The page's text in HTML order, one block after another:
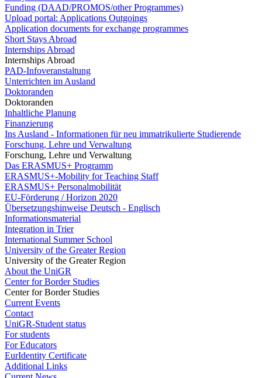
Funding (DAAD/PROMOS/other Programmes)
Upload portal: Applications Outgoings
Application documents for exchange programmes
Short Stays Abroad
Internships Abroad
Internships Abroad
PAD-Infoveranstaltung
Unterrichten im Ausland
Doktoranden
Doktoranden
Inhaltliche Planung
Finanzierung
Ins Ausland - Informationen für neu immatrikulierte Studierende
Forschung, Lehre und Verwaltung
Forschung, Lehre und Verwaltung
Das ERASMUS+ Programm
ERASMUS+-Mobility for Teaching Staff
ERASMUS+ Personalmobilität
EU-Förderung / Horizon 2020
Übersetzungshinweise Deutsch - Englisch
Informationsmaterial
Integration in Trier
International Summer School
University of the Greater Region
University of the Greater Region
About the UniGR
Center for Border Studies
Center for Border Studies
Current Events
Contact
UniGR-Student status
For students
For Educators
EurIdentity Certificate
Additional Links